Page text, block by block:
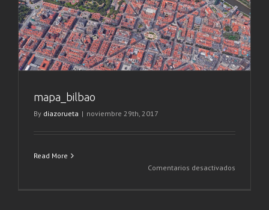
mapa_bilbao
By diazorueta | noviembre 29th, 2017
Read More
Comentarios desactivados